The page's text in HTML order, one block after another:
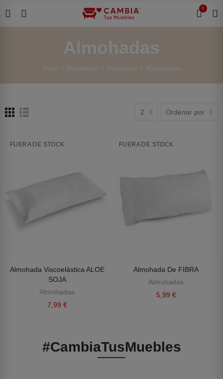
0
Almohadas
Inicio Dormitorio Descanso Almohadas
2 Ordenar por
FUERA DE STOCK
Almohada Viscoelástica ALOE
SOJA
Almohadas
7,99 €
FUERA DE STOCK
Almohada De FIBRA
Almohadas
5,99 €
#CambiaTusMuebles